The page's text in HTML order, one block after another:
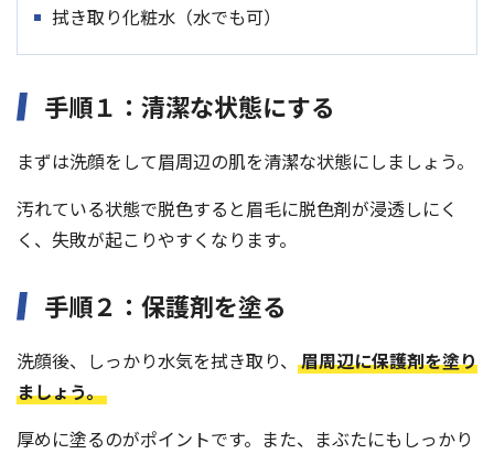
拭き取り化粧水（水でも可）
手順１：清潔な状態にする
まずは洗顔をして眉周辺の肌を清潔な状態にしましょう。
汚れている状態で脱色すると眉毛に脱色剤が浸透しにく
く、失敗が起こりやすくなります。
手順２：保護剤を塗る
洗顔後、しっかり水気を拭き取り、 眉周辺に保護剤を塗り
ましょう。
厚めに塗るのがポイントです。また、まぶたにもしっかり